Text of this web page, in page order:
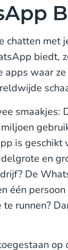
met
biedt,
waar
smaakjes:
is geschikt
en
De
één
runnen?